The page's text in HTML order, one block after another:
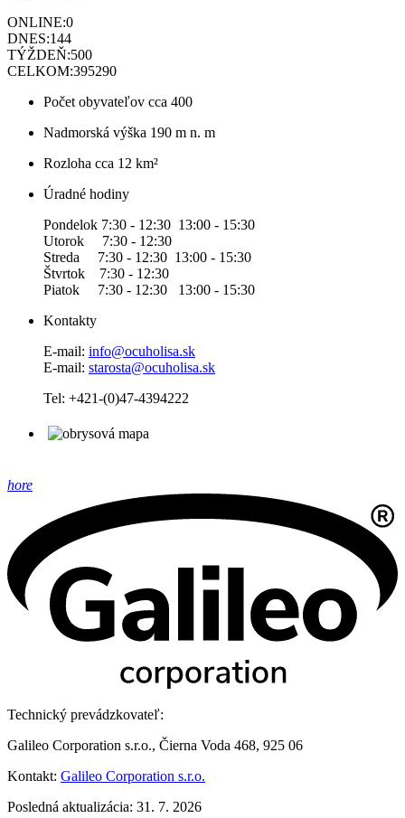
ONLINE:0
DNES:144
TÝŽDEŇ:500
CELKOM:395290
Počet obyvateľov cca 400
Nadmorská výška 190 m n. m
Rozloha cca 12 km²
Úradné hodiny
Pondelok 7:30 - 12:30 13:00 - 15:30
Utorok 7:30 - 12:30
Streda 7:30 - 12:30 13:00 - 15:30
Štvrtok 7:30 - 12:30
Piatok 7:30 - 12:30 13:00 - 15:30
Kontakty
E-mail: info@ocuholisa.sk
E-mail: starosta@ocuholisa.sk
Tel: +421-(0)47-4394222
hore
Technický prevádzkovateľ:
Galileo Corporation s.r.o., Čierna Voda 468, 925 06
Kontakt: Galileo Corporation s.r.o.
Posledná aktualizácia: 31. 7. 2026